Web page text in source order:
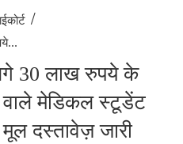
/
30 लाख रुपये के
वाले मेडिकल स्टूडेंट
मूल दस्तावेज़ जारी